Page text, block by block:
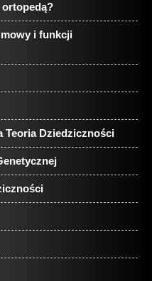
i funkcji
Teoria Dziedziczności